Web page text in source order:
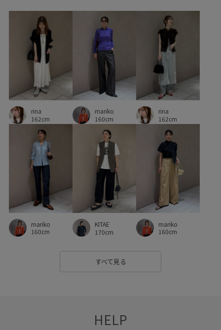
rina
162cm
mariko
160cm
rina
162cm
mariko
160cm
KITAE
170cm
mariko
160cm
すべて見る
HELP